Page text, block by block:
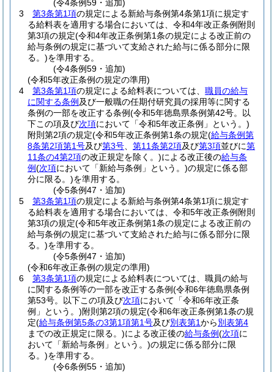
(令4条例59・追加)
3
第3条第1項の規定による新給与条例第4条第1項に規定す
る給料表を適用する場合においては、令和4年改正条例附則
第3項の規定(令和4年改正条例第1条の規定による改正前の
給与条例の規定に基づいて支給された給与に係る部分に限
る。)を準用する。
(令4条例59・追加)
(令和5年改正条例の規定の準用)
4
第3条第1項の規定による給料表については、 職員の給与
に関する条例 及び一般職の任期付研究員の採用等に関する
条例の一部を改正する条例(令和5年徳島県条例第42号。以
下この項及び次項において「令和5年改正条例」という。)
附則第2項の規定(令和5年改正条例第1条の規定(給与条例第
8条第2項第1号及び第3号 第11条第2項及び第3項並びに第
11条の4第2項の改正規定を除く。)による改正後の給与条
例(次項において「新給与条例」という。)の規定に係る部
分に限る。)を準用する。
(令5条例47・追加)
5
第3条第1項の規定による新給与条例第4条第1項に規定す
る給料表を適用する場合においては、令和5年改正条例附則
第3項の規定(令和5年改正条例第1条の規定による改正前の
給与条例の規定に基づいて支給された給与に係る部分に限
る。)を準用する。
(令5条例47・追加)
(令和6年改正条例の規定の準用)
6
第3条第1項の規定による給料表については、職員の給与
に関する条例等の一部を改正する条例(令和6年徳島県条例
第53号。以下この項及び次項において「令和6年改正条
例」という。)附則第2項の規定(令和6年改正条例第1条の規
定(給与条例第5条の3第1項第1号及び別表第1から別表第4
までの改正規定に限る。)による改正後の給与条例(次項に
おいて「新給与条例」という。)の規定に係る部分に限
る。)を準用する。
(令6条例55・追加)